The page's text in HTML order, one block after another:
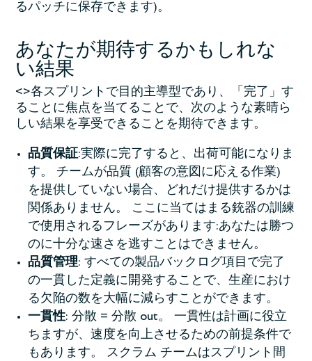
るパッチに保存できます)。
あなたが期待するかもしれな
い結果
<>各スプリントで目的主導型であり、「完了」す
ることに焦点を当てることで、次のような素晴ら
しい結果を享受できることを期待できます。
品質保証:実際に完了すると、出荷可能になりま
す。 チームが品質 (顧客の意図に応える作業)
を提供していない場合、どれだけ提供するかは
関係ありません。 ここに当てはまる銃器の訓練
で使用されるフレーズがあります:あなたは勝つ
のに十分な速さを逃すことはできません。
品質管理: すべての製品バックログ項目で完了
の一貫した定義に開発することで、生産におけ
る欠陥の数を大幅に減らすことができます。
一貫性: 分散 = 分散 out。 一貫性は計画に役立
ちますが、速度を向上させるための前提条件で
もあります。 スクラム チームはスプリント間